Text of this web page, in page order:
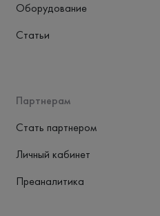
Партнерам
Стать партнером
Личный кабинет
Преаналитика
Оборудование
Статьи